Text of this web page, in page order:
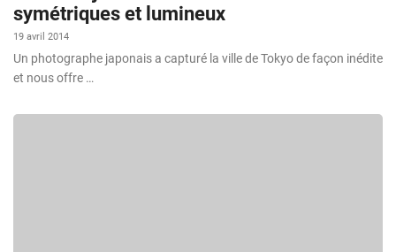
symétriques et lumineux
19 avril 2014
Un photographe japonais a capturé la ville de Tokyo de façon inédite
et nous offre …